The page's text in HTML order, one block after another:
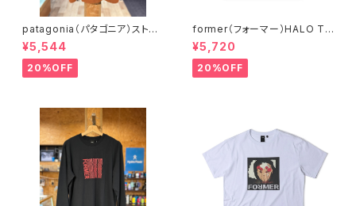
patagonia（パタゴニア）ストラ
タスパイア・レスポンシビリティ
ー 37792 ROBNカラー
¥5,544
20%OFF
former（フォーマー）HALO T-
SHIRT // SAFFRON
¥5,720
20%OFF